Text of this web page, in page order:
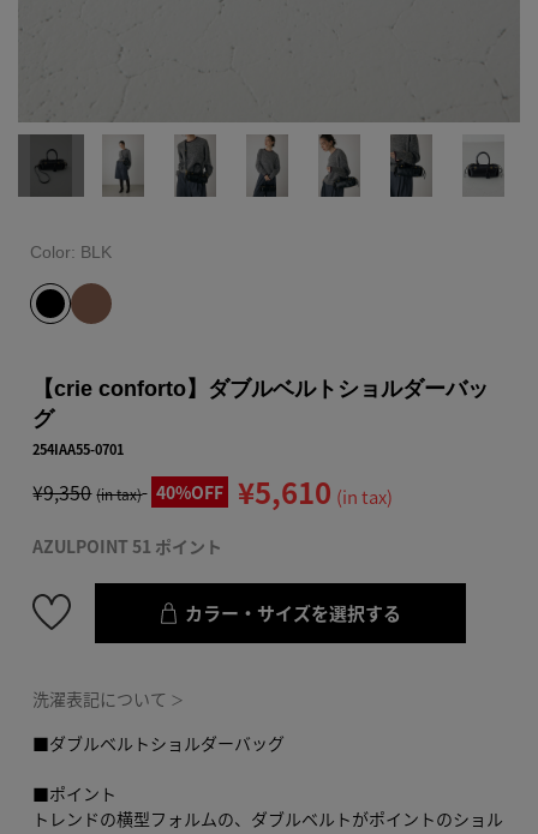
Color: BLK
【crie conforto】ダブルベルトショルダーバッ
グ
254IAA55-0701
¥9,350 (in tax) 40%OFF ¥5,610 (in tax)
AZULPOINT 51 ポイント
カラー・サイズを選択する
洗濯表記について ＞
■ダブルベルトショルダーバッグ
■ポイント
トレンドの横型フォルムの、ダブルベルトがポイントのショル